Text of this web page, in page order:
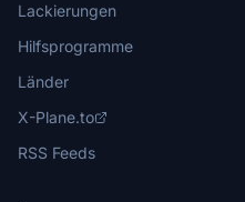
Lackierungen
Hilfsprogramme
Länder
X-Plane.to
RSS Feeds